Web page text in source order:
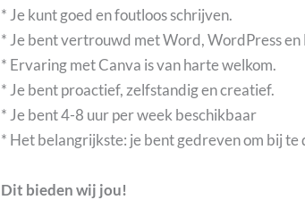
* Je kunt goed en foutloos schrijven.
* Je bent vertrouwd met Word, WordPress en
* Ervaring met Canva is van harte welkom.
* Je bent proactief, zelfstandig en creatief.
* Je bent 4-8 uur per week beschikbaar
* Het belangrijkste: je bent gedreven om bij te
Dit bieden wij jou!